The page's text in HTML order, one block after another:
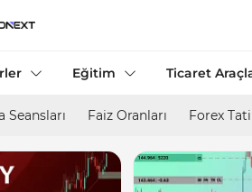
Eğitim Ticaret
Seansları Faiz Oranları Forex